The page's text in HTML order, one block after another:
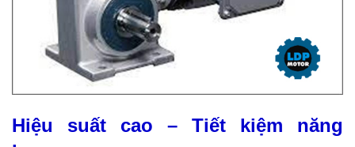
Hiệu suất cao – Tiết kiệm năng